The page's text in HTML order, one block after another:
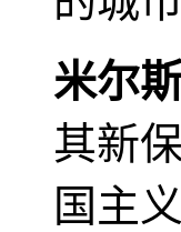
米尔
其新
国主